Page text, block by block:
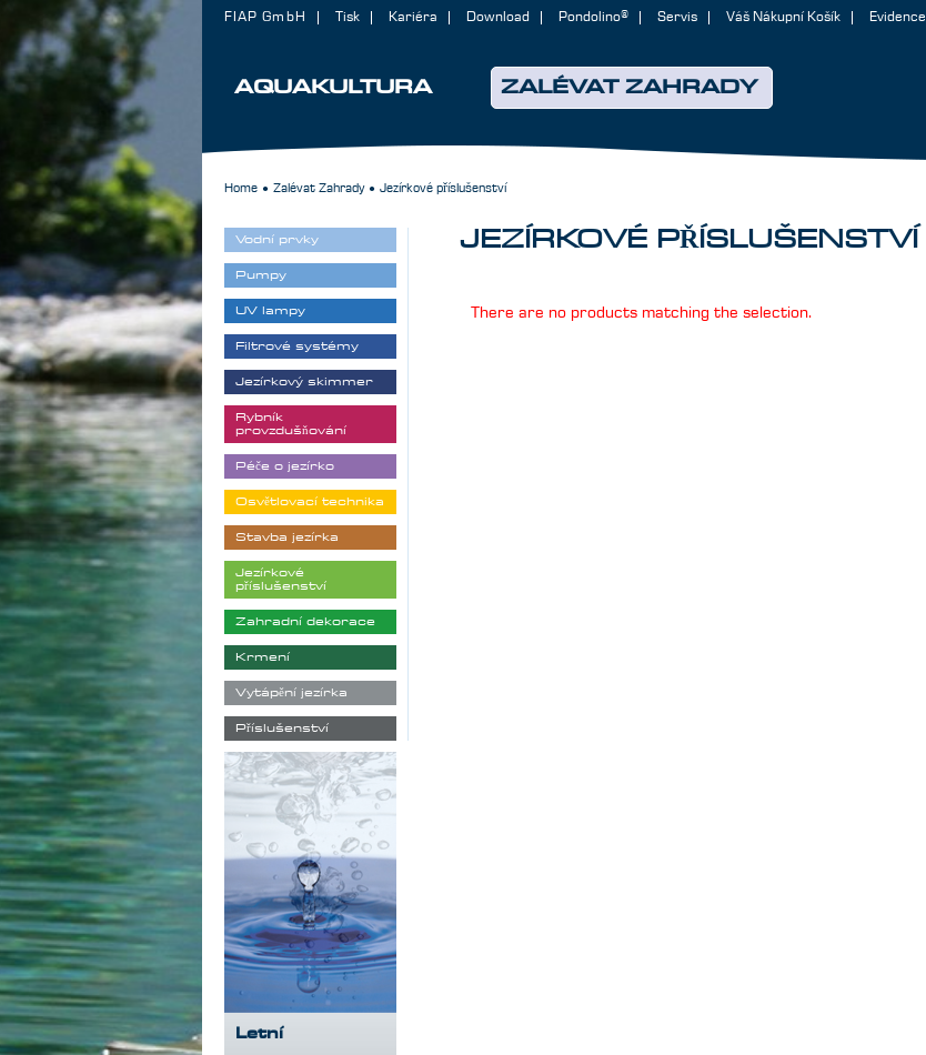
AQUAKULTURA ZALÉVAT ZAHRADY
FIAP GmbH Tisk Kariéra Download Pondolino® Servis Váš Nákupní Košík Evidence
Home ● Zalévat Zahrady ● Jezírkové příslušenství
JEZÍRKOVÉ PŘÍSLUŠENSTVÍ
There are no products matching the selection.
Vodní prvky
Pumpy
UV lampy
Filtrové systémy
Jezírkový skimmer
Rybník
provzdušňování
Péče o jezírko
Osvětlovací technika
Stavba jezírka
Jezírkové
příslušenství
Zahradní dekorace
Krmení
Vytápění jezírka
Příslušenství
Letní